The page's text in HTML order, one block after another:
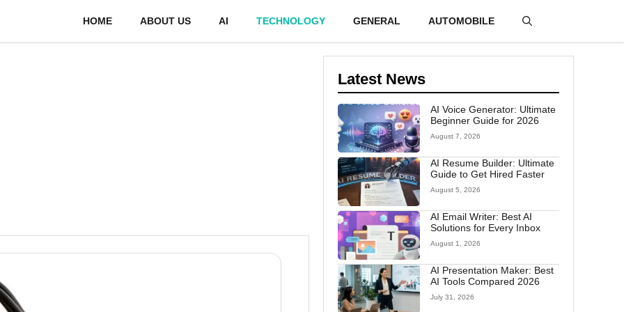
HOME ABOUT US AI TECHNOLOGY GENERAL AUTOMOBILE
Latest News
AI Voice Generator: Ultimate
Beginner Guide for 2026
August 7, 2026
AI Resume Builder: Ultimate
Guide to Get Hired Faster
August 5, 2026
AI Email Writer: Best AI
Solutions for Every Inbox
August 1, 2026
AI Presentation Maker: Best
AI Tools Compared 2026
July 31, 2026